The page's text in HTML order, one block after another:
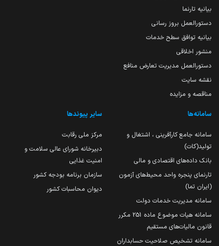
بیانیه تارنما
دستورالعمل بروز رسانی
بیانیه توافق سطح خدمات
منشور اخلاقی
دستورالعمل مدیریت تعارض منافع
نقشه سایت
مناقصه و مزایده
سامانه‌ها
سامانه جامع کارآفرینی ، اشتغال و
تولید(کات)
بانک داده‌های اقتصادی و مالی
تارنمای پنجره واحد محیط‌های آزمون
(ایران تما)
سامانه مدیریت خدمات دولت
سامانه هیات موضوع ماده 251 مکرر
قانون مالیات‌های مستقیم
سامانه تشخیص صلاحیت حسابداران
سایر پیوندها
مرکز ملی رقابت
دبیرخانه شورای عالی سلامت و
امنیت غذایی
سازمان برنامه بودجه کشور
دیوان محاسبات کشور